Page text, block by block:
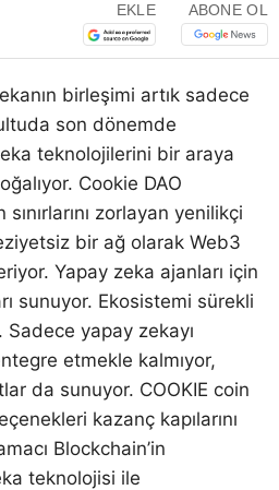
EKLE ABONE OL
birleşimi artık sadece
son dönemde
teknolojilerini bir araya
Cookie DAO
zorlayan yenilikçi
bir ağ olarak Web3
Yapay zeka ajanları için
sunuyor. Ekosistemi sürekli
yapay zekayı
etmekle kalmıyor,
da sunuyor. COOKIE coin
kazanç kapılarını
Blockchain’in
teknolojisi ile